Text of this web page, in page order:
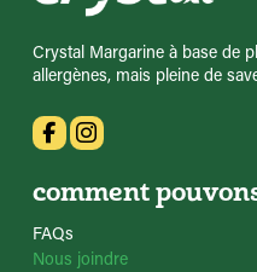
Crystal Margarine à base de
allergènes, mais pleine de
comment
FAQs
Nous joindre